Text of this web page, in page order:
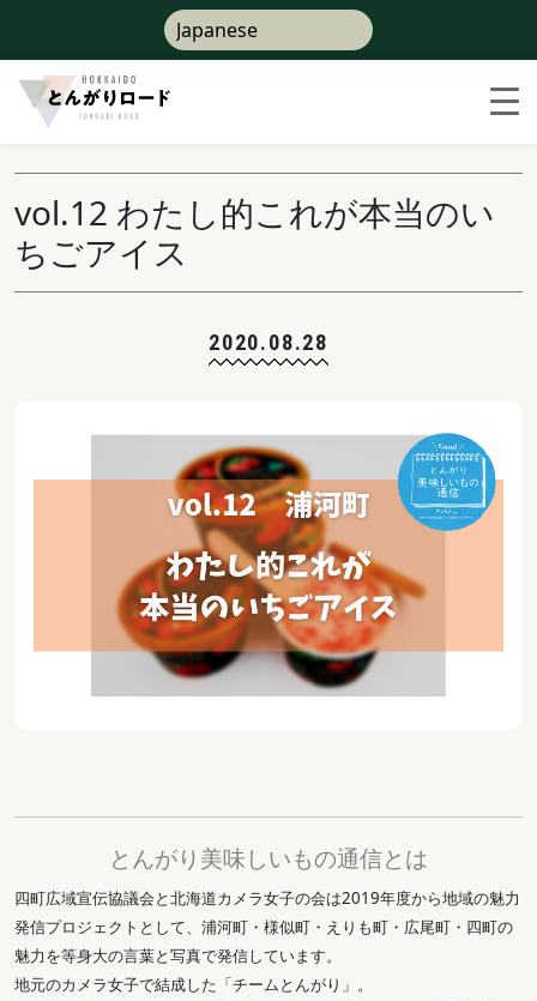
vol.12 わたし的これが本当のい
ちごアイス
2020.08.28
とんがり美味しいもの通信とは
四町広域宣伝協議会と北海道カメラ女子の会は2019年度から地域の魅力
発信プロジェクトとして、浦河町・様似町・えりも町・広尾町・四町の
魅力を等身大の言葉と写真で発信しています。
地元のカメラ女子で結成した「チームとんがり」。